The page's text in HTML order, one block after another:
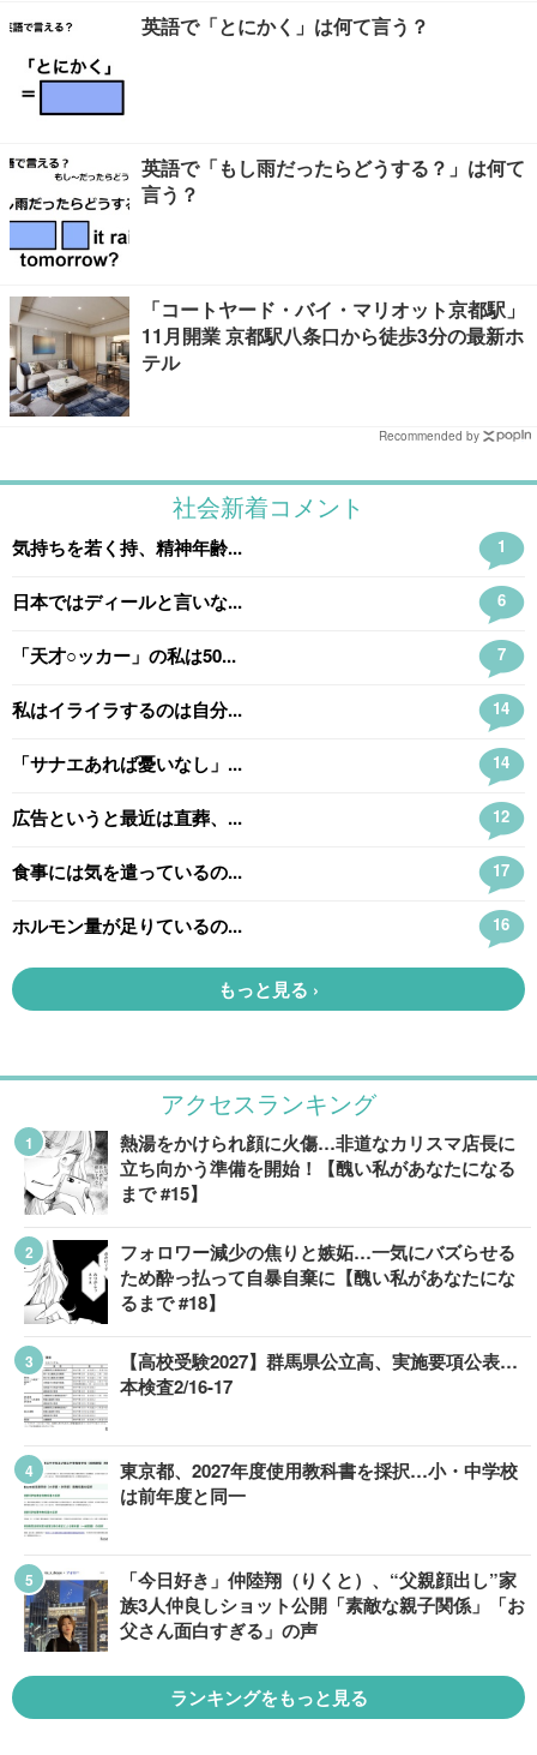
英語で「とにかく」は何て言う？
英語で「もし雨だったらどうする？」は何て
言う？
「コートヤード・バイ・マリオット京都駅」
11月開業 京都駅八条口から徒歩3分の最新ホ
テル
Recommended by
アクセスランキング
熱湯をかけられ顔に火傷…非道なカリスマ店長に
立ち向かう準備を開始！【醜い私があなたになる
まで #15】
フォロワー減少の焦りと嫉妬…一気にバズらせる
ため酔っ払って自暴自棄に【醜い私があなたにな
るまで #18】
【高校受験2027】群馬県公立高、実施要項公表…
本検査2/16-17
東京都、2027年度使用教科書を採択…小・中学校
は前年度と同一
「今日好き」仲陸翔（りくと）、“父親顔出し”家
族3人仲良しショット公開「素敵な親子関係」「お
父さん面白すぎる」の声
ランキングをもっと見る